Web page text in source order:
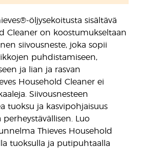
öljysekoitusta sisältävä
Cleaner on koostumukseltaan
siivousneste, joka sopii
puhdistamiseen,
ja lian ja rasvan
Household Cleaner ei
Siivousnesteen
tuoksu ja kasvipohjaisuus
Luo
Thieves Household
tuoksulla ja putipuhtaalla